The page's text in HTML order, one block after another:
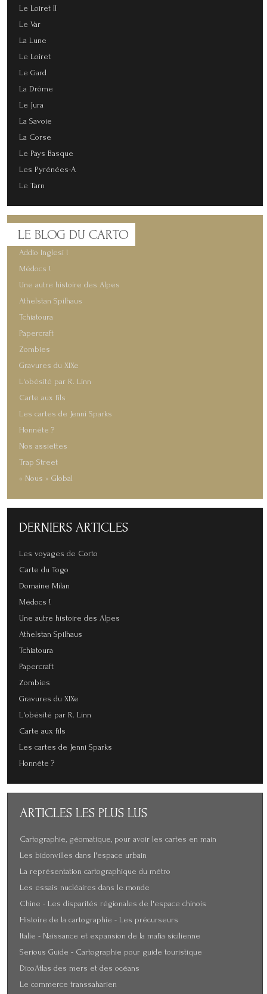
Le Loiret II
Le Var
La Lune
Le Loiret
Le Gard
La Drôme
Le Jura
La Savoie
La Corse
Le Pays Basque
Les Pyrénées-A
Le Tarn
LE BLOG DU CARTO
Addio Inglesi !
Médocs !
Une autre histoire des Alpes
Athelstan Spilhaus
Tchiatoura
Papercraft
Zombies
Gravures du XIXe
L'obésité par R. Linn
Carte aux fils
Les cartes de Jenni Sparks
Honnête ?
Nos assiettes
Trap Street
« Nous » Global
DERNIERS ARTICLES
Les voyages de Corto
Carte du Togo
Domaine Milan
Médocs !
Une autre histoire des Alpes
Athelstan Spilhaus
Tchiatoura
Papercraft
Zombies
Gravures du XIXe
L'obésité par R. Linn
Carte aux fils
Les cartes de Jenni Sparks
Honnête ?
ARTICLES LES PLUS LUS
Cartographie, géomatique, pour avoir les cartes en main
Les bidonvilles dans l'espace urbain
La représentation cartographique du métro
Les essais nucléaires dans le monde
Chine - Les disparités régionales de l'espace chinois
Histoire de la cartographie - Les précurseurs
Italie - Naissance et expansion de la mafia sicilienne
Serious Guide - Cartographie pour guide touristique
DicoAtlas des mers et des océans
Le commerce transsaharien